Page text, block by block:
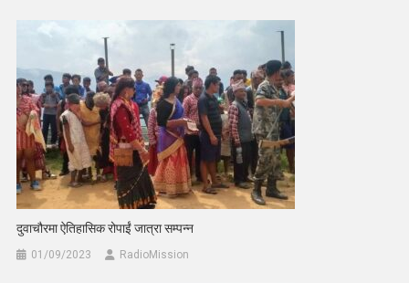
दुवाचौरमा ऐतिहासिक रोपाईं जात्रा सम्पन्न
01/09/2023 RadioMission